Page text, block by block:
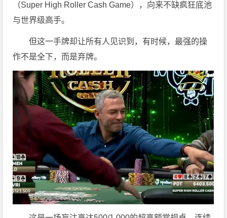
（Super High Roller Cash Game），向来不缺疯狂底池
与世界级高手。
但这一手牌却让所有人见识到，有时候，最强的操
作不是全下，而是弃牌。